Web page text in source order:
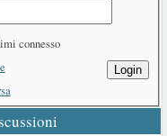
connesso
Login